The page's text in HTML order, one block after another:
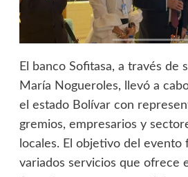
El banco Sofitasa, a través de
María Nogueroles, llevó a
el estado Bolívar con
gremios, empresarios y
locales. El objetivo del evento
variados servicios que ofrece